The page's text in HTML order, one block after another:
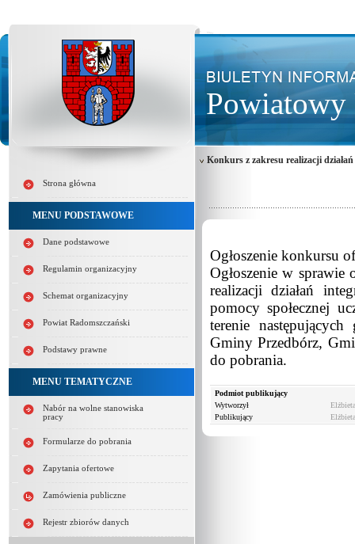
Powiatowy
Strona główna
MENU PODSTAWOWE
Dane podstawowe
Regulamin organizacyjny
Schemat organizacyjny
Powiat Radomszczański
Podstawy prawne
MENU TEMATYCZNE
Nabór na wolne stanowiska
pracy
Formularze do pobrania
Zapytania ofertowe
Zamówienia publiczne
Rejestr zbiorów danych
Konkurs z zakresu realizacji
Ogłoszenie konkursu
Ogłoszenie w sprawie
realizacji działań
pomocy społecznej
terenie
Gminy Przedbórz,
do pobrania.
Podmiot publikujący
Wytworzył
Publikujący